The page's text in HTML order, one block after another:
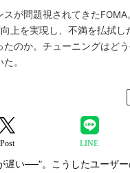
が問題視されてきたFOMA
上を実現し、不満を払拭し
たのか。チューニングはど
。
Post LINE
遅い──”。こうしたユーザ